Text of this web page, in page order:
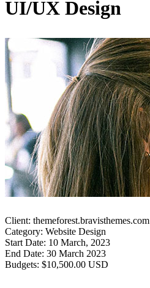
UI/UX Design
Client: themeforest.bravisthemes.com
Category: Website Design
Start Date: 10 March, 2023
End Date: 30 March 2023
Budgets: $10,500.00 USD